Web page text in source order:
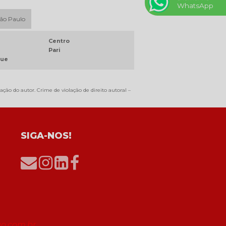
DISTRIBUIDOR PILZ
DISTRIBUIDOR VACON
INVERSORES DE FREQUÊNCIA WEG
Paulo
Centro
Pari
do autor. Crime de violação de direito autoral –
SIGA-NOS!
WhatsApp